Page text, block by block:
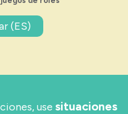
(ES)
use situaciones